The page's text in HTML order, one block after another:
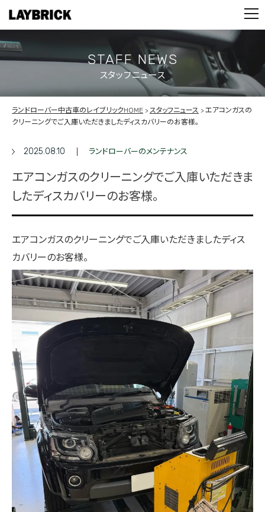
PARTS
CONTACT
PRIVACY POLICY
STAFF NEWS
スタッフニュース
ランドローバー中古車のレイブリックHOME スタッフニュース
エアコンガスの
クリーニングでご入庫いただきましたディスカバリーのお客様。
2025.08.10 ランドローバーのメンテナンス
エアコンガスのクリーニングでご入庫いただきま
したディスカバリーのお客様。
エアコンガスのクリーニングでご入庫いただきましたディス
カバリーのお客様。